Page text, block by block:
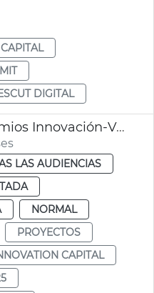
DIGITAL
JGL concesión X Premios Innovación-Valencia Innovation Capital
LAS AUDIENCIAS
NORMAL
PROYECTOS
CAPITAL